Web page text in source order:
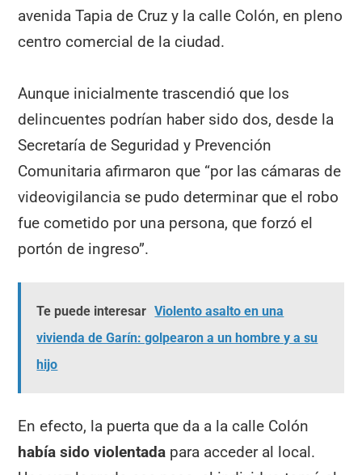
avenida Tapia de Cruz y la calle Colón, en pleno
centro comercial de la ciudad.
Aunque inicialmente trascendió que los
delincuentes podrían haber sido dos, desde la
Secretaría de Seguridad y Prevención
Comunitaria afirmaron que “por las cámaras de
videovigilancia se pudo determinar que el robo
fue cometido por una persona, que forzó el
portón de ingreso”.
Te puede interesar Violento asalto en una
vivienda de Garín: golpearon a un hombre y a su
hijo
En efecto, la puerta que da a la calle Colón
había sido violentada para acceder al local.